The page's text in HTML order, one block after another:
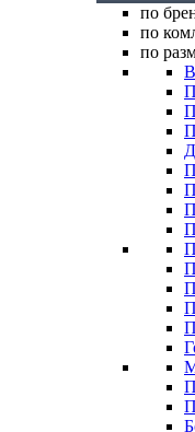
по
по
по